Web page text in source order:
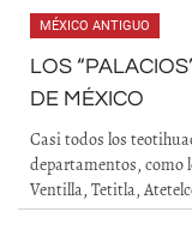
MÉXICO ANTIGUO
LOS
DE MÉXICO
Casi todos los
departamentos, como
Ventilla, Tetitla,